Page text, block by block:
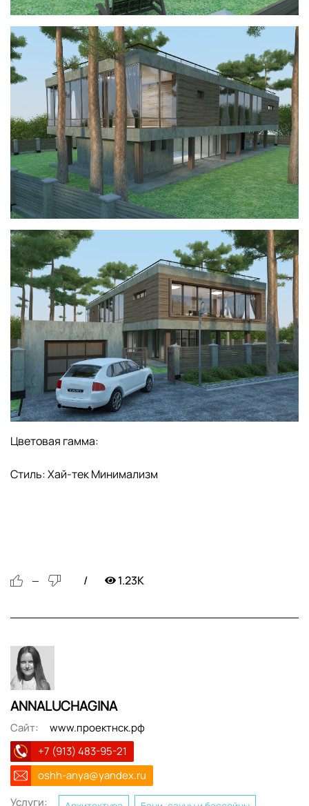
Цветовая гамма:
Стиль:Хай-текМинимализм
— 1.23K
ANNALUCHAGINA
Сайт:
www.проектнск.рф
+7 (913) 483-95-21
oshh-anya@yandex.ru
Услуги: